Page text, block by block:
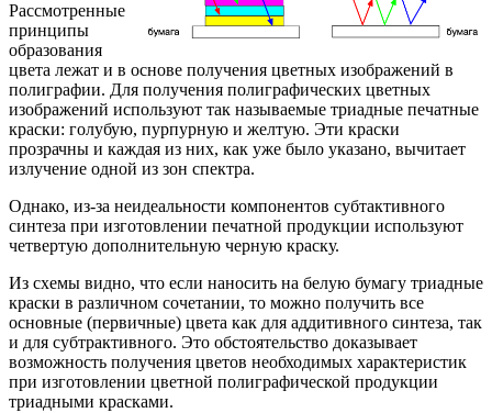
Рассмотренные
принципы
образования
цвета лежат и в основе получения цветных изображений в
полиграфии. Для получения полиграфических цветных
изображений используют так называемые триадные печатные
краски: голубую, пурпурную и желтую. Эти краски
прозрачны и каждая из них, как уже было указано, вычитает
излучение одной из зон спектра.
Однако, из-за неидеальности компонентов субтактивного
синтеза при изготовлении печатной продукции используют
четвертую дополнительную черную краску.
Из схемы видно, что если наносить на белую бумагу триадные
краски в различном сочетании, то можно получить все
основные (первичные) цвета как для аддитивного синтеза, так
и для субтрактивного. Это обстоятельство доказывает
возможность получения цветов необходимых характеристик
при изготовлении цветной полиграфической продукции
триадными красками.